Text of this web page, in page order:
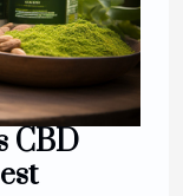
CBD